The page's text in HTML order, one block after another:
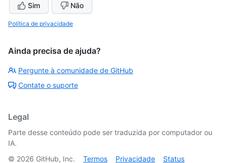
Sim Não
Política de privacidade
Ainda precisa de ajuda?
Pergunte à comunidade de GitHub
Contate o suporte
Legal
Parte desse conteúdo pode ser traduzida por computador ou
IA.
© 2026 GitHub, Inc. Termos Privacidade Status